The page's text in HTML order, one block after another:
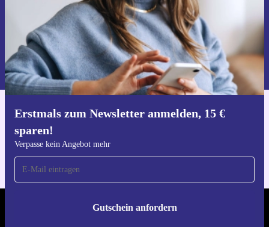
Erstmals zum Newsletter anmelden, 15 €
sparen!
Verpasse kein Angebot mehr
Gutschein anfordern
Gutschein anfordern
Informationen über die Verwendung personenbezogener Daten findest
du in unserer
Datenschutzerklärung.
Hol dir die refurbed-App
REFURBED DEUTSCHLAND - RETHINK NEW.